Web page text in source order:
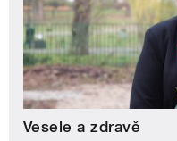
Vesele a zdravě